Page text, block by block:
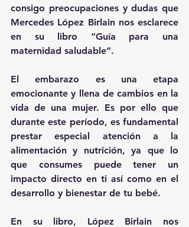
consigo preocupaciones y dudas que
Mercedes López Birlain nos esclarece
en su libro “Guía para una
maternidad saludable”.
El embarazo es una etapa
emocionante y llena de cambios en la
vida de una mujer. Es por ello que
durante este período, es fundamental
prestar especial atención a la
alimentación y nutrición, ya que lo
que consumes puede tener un
impacto directo en ti así como en el
desarrollo y bienestar de tu bebé.
En su libro, López Birlain nos